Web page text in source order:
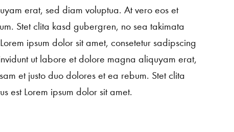
erat, sed diam voluptua. At vero eos et
Stet clita kasd gubergren, no sea takimata
ipsum dolor sit amet, consetetur sadipscing
ut labore et dolore magna aliquyam erat,
et justo duo dolores et ea rebum. Stet clita
est Lorem ipsum dolor sit amet.